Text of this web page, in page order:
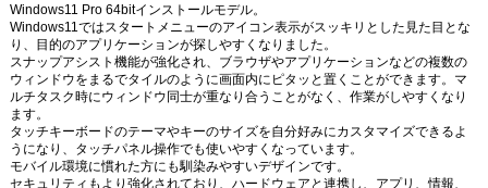
Windows11 Pro 64bitインストールモデル。
Windows11ではスタートメニューのアイコン表示がスッキリとした見た目とな
り、目的のアプリケーションが探しやすくなりました。
スナップアシスト機能が強化され、ブラウザやアプリケーションなどの複数の
ウィンドウをまるでタイルのように画面内にピタッと置くことができます。マ
ルチタスク時にウィンドウ同士が重なり合うことがなく、作業がしやすくなり
ます。
タッチキーボードのテーマやキーのサイズを自分好みにカスタマイズできるよ
うになり、タッチパネル操作でも使いやすくなっています。
モバイル環境に慣れた方にも馴染みやすいデザインです。
セキュリティもより強化されており、ハードウェアと連携し、アプリ、情報、